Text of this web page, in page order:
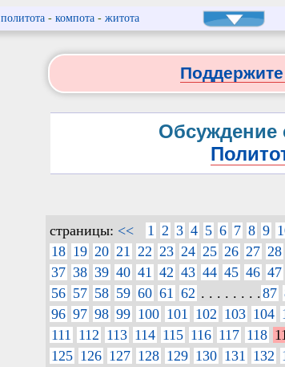
политота- компота- житота
Поддержите
Обсуждение
страницы: << 1 2 3 4 5 6 7 8 9
18 19 20 21 22 23 24 25 26 27 28
37 38 39 40 41 42 43 44 45 46 47
56 57 58 59 60 61 62 . . . . . . . .87
96 97 98 99 100 101 102 103 104
111
112 113 114 115 116 117 118
125 126 127 128 129 130 131 132